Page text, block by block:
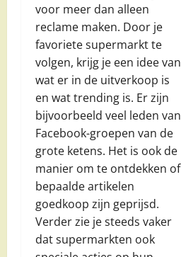
voor meer dan alleen
reclame maken. Door je
favoriete supermarkt te
volgen, krijg je een idee van
wat er in de uitverkoop is
en wat trending is. Er zijn
bijvoorbeeld veel leden van
Facebook-groepen van de
grote ketens. Het is ook de
manier om te ontdekken of
bepaalde artikelen
goedkoop zijn geprijsd.
Verder zie je steeds vaker
dat supermarkten ook